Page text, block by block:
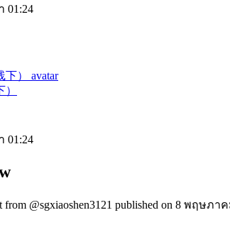
01:24
01:24
@sgxiaoshen3121 published on 8 พฤษภาค